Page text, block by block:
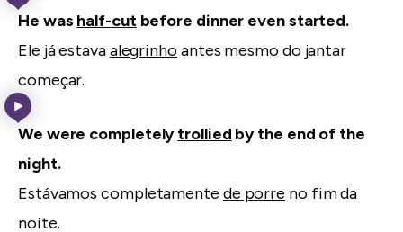
He was half-cutbefore dinner even started.
Ele já estavaalegrinhoantes mesmo do jantar
começar.
We were completelytrollied by the end of the
night.
Estávamos completamente de porre no fim da
noite.